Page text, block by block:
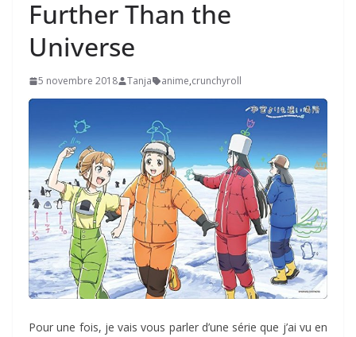
Further Than the
Universe
5 novembre 2018 Tanja anime,crunchyroll
Pour une fois, je vais vous parler d’une série que j’ai vu en